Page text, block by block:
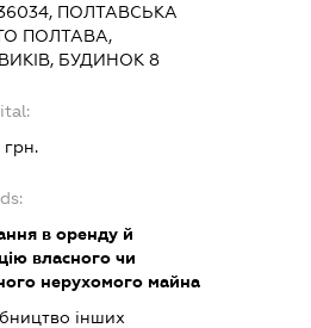
ПОЛТАВСЬКА
ПОЛТАВА,
БУДИНОК 8
в оренду й
власного чи
нерухомого майна
інших